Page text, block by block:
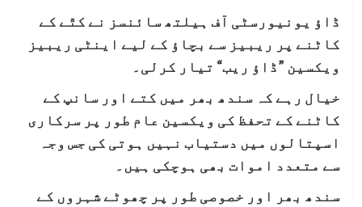
ڈاؤ یونیورسٹی آف ہیلتھ سائنسز نے کتّے کے
کاٹنے پر ریبیز سے بچاؤ کے لیے اینٹی ریبیز
ویکسین ”ڈاؤ ریب“ تیار کرلی۔
خیال رہے کہ سندھ بھر میں کتے اور سانپ کے
کاٹنے کے تحفظ کی ویکسین عام طور پر سرکاری
اسپتالوں میں دستیاب نہیں ہوتی کی جس وجہ
سے متعدد اموات بھی ہوچکی ہیں۔
سندھ بھر اور خصوصی طور پر چھوٹے شہروں کے